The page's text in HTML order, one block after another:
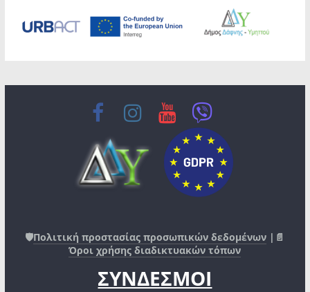
🛡️Πολιτική προστασίας προσωπικών δεδομένων |📄
Όροι χρήσης διαδικτυακών τόπων
ΣΥΝΔΕΣΜΟΙ